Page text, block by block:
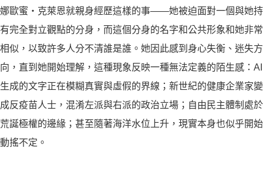
娜歐蜜・克萊恩就親身經歷這樣的事——她被迫面對一個與她持
有完全對立觀點的分身，而這個分身的名字和公共形象和她非常
相似，以致許多人分不清誰是誰。她因此感到身心失衡、迷失方
向，直到她開始理解，這種現象反映一種無法定義的陌生感：AI
生成的文字正在模糊真實與虛假的界線；新世紀的健康企業家變
成反疫苗人士，混淆左派與右派的政治立場；自由民主體制處於
荒誕極權的邊緣；甚至隨著海洋水位上升，現實本身也似乎開始
動搖不定。